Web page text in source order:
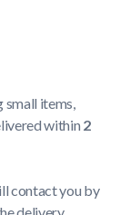
small items,
within 2
contact you by